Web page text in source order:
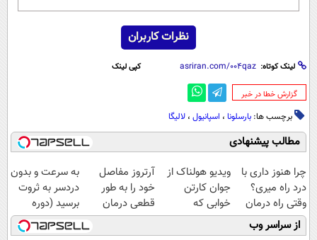
نظرات کاربران
لینک کوتاه: کپی لینک
‌گزارش خطا در خبر
برچسب ها: بارسلونا ، اسپانیول ، لالیگا
مطالب پیشنهادی
چرا هنوز داری با
درد راه میری؟
وقتی راه درمان
جلو پاته!
ویدیو هولناک از
جوان کارتن
خوابی که
میلیاردر شد.
آموزش رایگان
آرتروز مفاصل
خود را به طور
قطعی درمان
کنید!
◗پرسش‌نامه◖
به سرعت و بدون
دردسر به ثروت
برسید (دوره
کاملا رایگان
پولسازی)
از سراسر وب